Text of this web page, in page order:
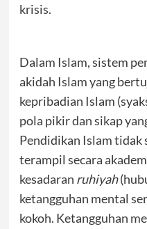
krisis.
Dalam Islam, sistem
akidah Islam yang
kepribadian Islam
pola pikir dan sikap
Pendidikan Islam tidak
terampil secara
kesadaran ruhiyah
ketangguhan mental
kokoh. Ketangguhan